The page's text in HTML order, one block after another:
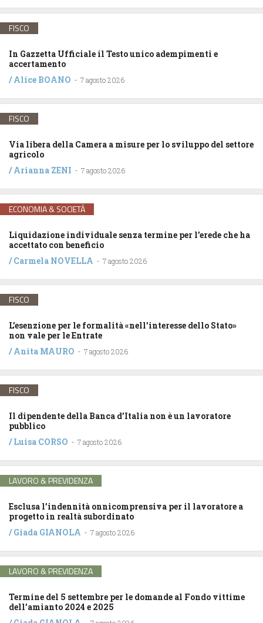
FISCO
In Gazzetta Ufficiale il Testo unico adempimenti e
accertamento
/Alice BOANO - 7 agosto 2026
FISCO
Via libera della Camera a misure per lo sviluppo del settore
agricolo
/Arianna ZENI - 7 agosto 2026
ECONOMIA & SOCIETÀ
Liquidazione individuale senza termine per l’erede che ha
accettato con beneficio
/Carmela NOVELLA - 7 agosto 2026
FISCO
L’esenzione per le formalità «nell’interesse dello Stato»
non vale per le Entrate
/Anita MAURO - 7 agosto 2026
FISCO
Il dipendente della Banca d’Italia non è un lavoratore
pubblico
/Luisa CORSO - 7 agosto 2026
LAVORO & PREVIDENZA
Esclusa l’indennità onnicomprensiva per il lavoratore a
progetto in realtà subordinato
/Giada GIANOLA - 7 agosto 2026
LAVORO & PREVIDENZA
Termine del 5 settembre per le domande al Fondo vittime
dell’amianto 2024 e 2025